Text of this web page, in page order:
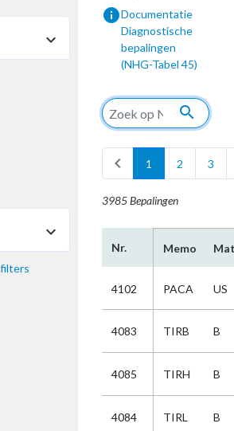
infoDocumentatie
Diagnostische
bepalingen
(NHG-Tabel 45)
search
chevron_left 1 2 3
3985 Bepalingen
Nr. Memo
4102 PACA US
4083 TIRB B
4085 TIRH B
4084 TIRL B